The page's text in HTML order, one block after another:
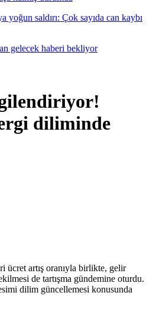
yoğun saldırı: Çok sayıda can kaybı
gelecek haberi bekliyor
diliminde
ücret artış oranıyla birlikte, gelir
de tartışma gündemine oturdu.
dilim güncellemesi konusunda